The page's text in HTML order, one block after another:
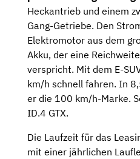
Heckantrieb und einem
Gang-Getriebe. Den
Elektromotor aus dem
Akku, der eine
verspricht. Mit dem E-
km/h schnell fahren. In
er die 100 km/h-Marke.
ID.4 GTX.
Die Laufzeit für das
mit einer jährlichen